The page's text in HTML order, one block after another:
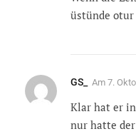
üstünde otur
GS_ Am 7.
Klar hat er
nur hatte